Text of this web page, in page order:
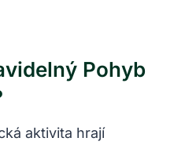
Pohyb
aktivita hrají